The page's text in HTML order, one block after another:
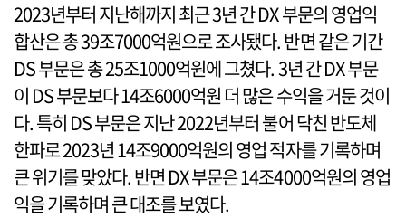
2023년부터 지난해까지 최근 3년 간 DX 부문의 영업익
합산은 총 39조7000억원으로 조사됐다. 반면 같은 기간
DS 부문은 총 25조1000억원에 그쳤다. 3년 간 DX 부문
이 DS 부문보다 14조6000억원 더 많은 수익을 거둔 것이
다. 특히 DS 부문은 지난 2022년부터 불어 닥친 반도체
한파로 2023년 14조9000억원의 영업 적자를 기록하며
큰 위기를 맞았다. 반면 DX 부문은 14조4000억원의 영업
익을 기록하며 큰 대조를 보였다.